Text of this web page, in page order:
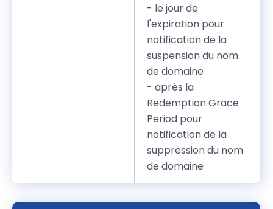
- le jour de
l'expiration pour
notification de la
suspension du nom
de domaine
- après la
Redemption Grace
Period pour
notification de la
suppression du nom
de domaine